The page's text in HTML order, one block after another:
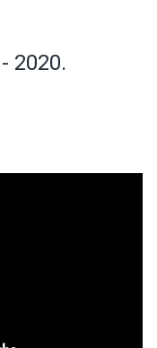
2020.